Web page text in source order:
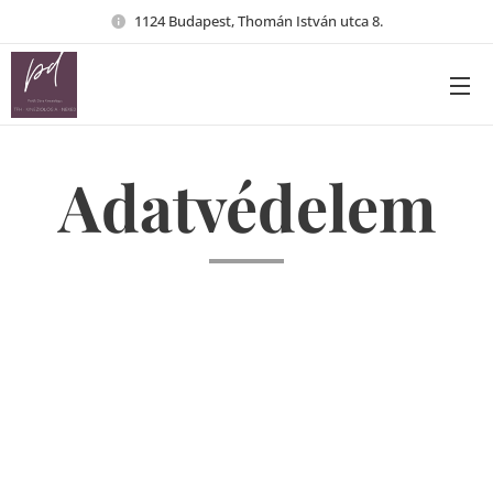
1124 Budapest, Thomán István utca 8.
Adatvédelem